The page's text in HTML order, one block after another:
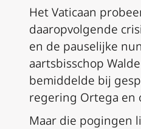
Het Vaticaan
daaropvolgende
en de pauselijke
aartsbisschop
bemiddelde bij
regering Ortega en
Maar die pogingen